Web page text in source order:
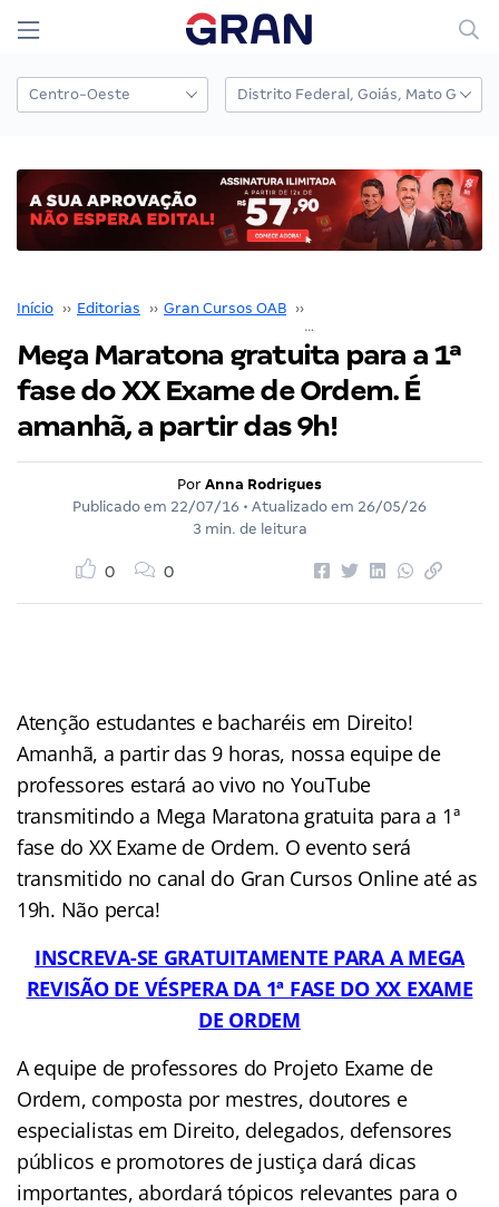
Início ›› Editorias ›› Gran Cursos OAB ››
Mega Maratona gratuita para a 1ª
fase do XX Exame de Ordem. É
amanhã, a partir das 9h!
Por Anna Rodrigues
Publicado em 22/07/16 • Atualizado em 26/05/26
3 min. de leitura
0 0
Atenção estudantes e bacharéis em Direito!
Amanhã, a partir das 9 horas, nossa equipe de
professores estará ao vivo no YouTube
transmitindo a Mega Maratona gratuita para a 1ª
fase do XX Exame de Ordem. O evento será
transmitido no canal do Gran Cursos Online até as
19h. Não perca!
INSCREVA-SE GRATUITAMENTE PARA A MEGA
REVISÃO DE VÉSPERA DA 1ª FASE DO XX EXAME
DE ORDEM
A equipe de professores do Projeto Exame de
Ordem, composta por mestres, doutores e
especialistas em Direito, delegados, defensores
públicos e promotores de justiça dará dicas
importantes, abordará tópicos relevantes para o